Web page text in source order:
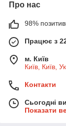
Про нас
98%
Працює з
м. Київ
Київ, Київ,
Контакти
Сьогодні
Показати